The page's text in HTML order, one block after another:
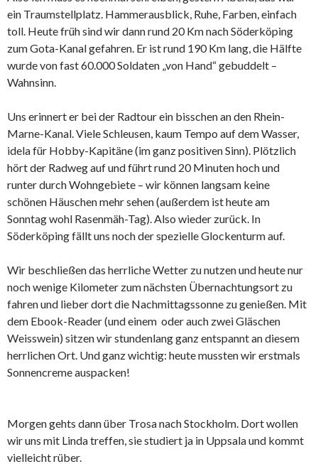
ein Traumstellplatz. Hammerausblick, Ruhe, Farben, einfach
toll. Heute früh sind wir dann rund 20 Km nach Söderköping
zum Gota-Kanal gefahren. Er ist rund 190 Km lang, die Hälfte
wurde von fast 60.000 Soldaten „von Hand“ gebuddelt –
Wahnsinn.
Uns erinnert er bei der Radtour ein bisschen an den Rhein-
Marne-Kanal. Viele Schleusen, kaum Tempo auf dem Wasser,
idela für Hobby-Kapitäne (im ganz positiven Sinn). Plötzlich
hört der Radweg auf und führt rund 20 Minuten hoch und
runter durch Wohngebiete – wir können langsam keine
schönen Häuschen mehr sehen (außerdem ist heute am
Sonntag wohl Rasenmäh-Tag). Also wieder zurück. In
Söderköping fällt uns noch der spezielle Glockenturm auf.
Wir beschließen das herrliche Wetter zu nutzen und heute nur
noch wenige Kilometer zum nächsten Übernachtungsort zu
fahren und lieber dort die Nachmittagssonne zu genießen. Mit
dem Ebook-Reader (und einem oder auch zwei Gläschen
Weisswein) sitzen wir stundenlang ganz entspannt an diesem
herrlichen Ort. Und ganz wichtig: heute mussten wir erstmals
Sonnencreme auspacken!
Morgen gehts dann über Trosa nach Stockholm. Dort wollen
wir uns mit Linda treffen, sie studiert ja in Uppsala und kommt
vielleicht rüber.